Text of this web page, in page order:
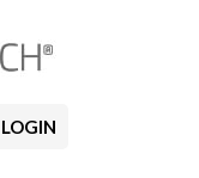
LOGIN